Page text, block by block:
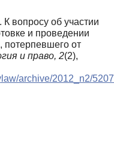
вопросу об участии
и проведении
потерпевшего от
и право, 2(2),
archive/2012_n2/